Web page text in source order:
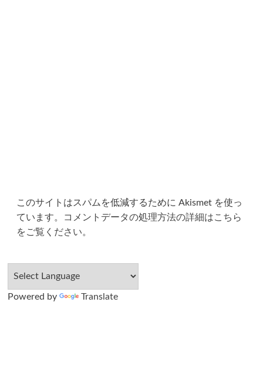
このサイトはスパムを低減するために Akismet を使っ
ています。
コメントデータの処理方法の詳細はこちら
をご覧ください。
Powered by Translate